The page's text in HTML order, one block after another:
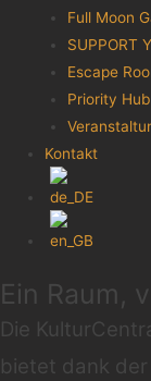
Full Moon
SUPPORT
Escape
Priority Hub
Kontakt
Ein Raum,
Die
bietet dank